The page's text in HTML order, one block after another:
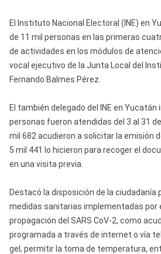
El Instituto Nacional Electoral (INE) en
de 11 mil personas en las primeras
de actividades en los módulos de
vocal ejecutivo de la Junta Local del
Fernando Balmes Pérez.
El también delegado del INE en Yucatán
personas fueron atendidas del 3 al 31
mil 682 acudieron a solicitar la emisión
5 mil 441 lo hicieron para recoger el
en una visita previa.
Destacó la disposición de la ciudadanía
medidas sanitarias implementadas por
propagación del SARS CoV-2, como
programada a través de internet o vía
gel, permitir la toma de temperatura,